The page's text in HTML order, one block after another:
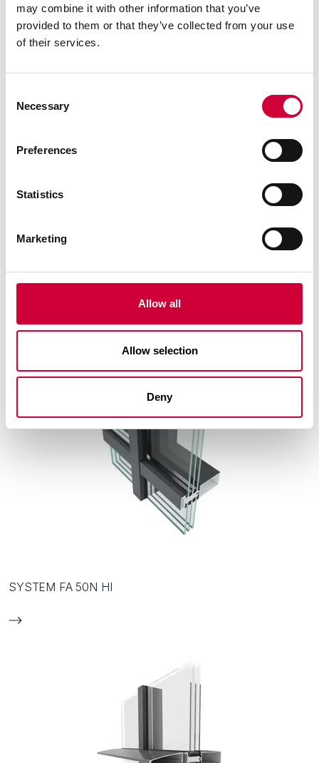
may combine it with other information that you’ve
provided to them or that they’ve collected from your use
of their services.
Selection
Necessary
Preferences
Statistics
Marketing
Allow all
Allow selection
Deny
SYSTEM FA 50N EI
SYSTEM FA 50N HI